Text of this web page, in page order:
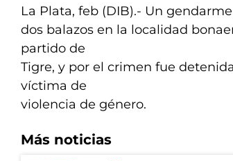
La Plata, feb (DIB).- Un
dos balazos en la localidad
partido de
Tigre, y por el crimen fue
víctima de
violencia de género.
Más noticias